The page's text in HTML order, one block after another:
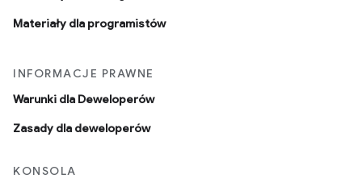
Materiały dla programistów
INFORMACJE PRAWNE
Warunki dla Deweloperów
Zasady dla deweloperów
KONSOLA